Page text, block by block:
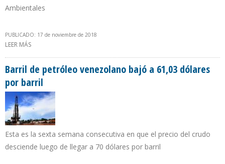
Ambientales
PUBLICADO: 17 de noviembre de 2018
LEER MÁS
COLOMBIA
Barril de petróleo venezolano bajó a 61,03 dólares
por barril
Esta es la sexta semana consecutiva en que el precio del crudo
desciende luego de llegar a 70 dólares por barril